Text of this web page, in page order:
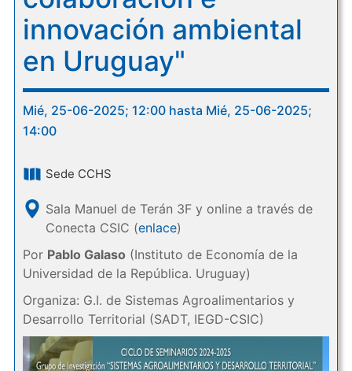
innovación ambiental
en Uruguay"
Mié, 25-06-2025; 12:00 hasta Mié, 25-06-2025;
14:00
Sede CCHS
Sala Manuel de Terán 3F y online a través de
Conecta CSIC (enlace)
Por Pablo Galaso (Instituto de Economía de la
Universidad de la República. Uruguay)
Organiza: G.I. de Sistemas Agroalimentarios y
Desarrollo Territorial (SADT, IEGD-CSIC)